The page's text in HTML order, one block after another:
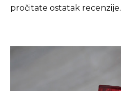
pročitate ostatak recenzije.